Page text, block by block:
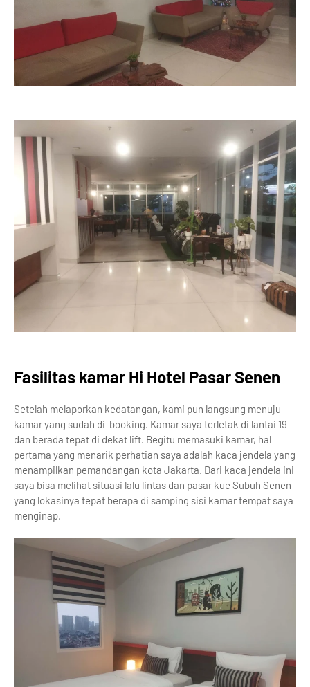
Fasilitas kamar Hi Hotel Pasar Senen
Setelah melaporkan kedatangan, kami pun langsung menuju
kamar yang sudah di-booking. Kamar saya terletak di lantai 19
dan berada tepat di dekat lift. Begitu memasuki kamar, hal
pertama yang menarik perhatian saya adalah kaca jendela yang
menampilkan pemandangan kota Jakarta. Dari kaca jendela ini
saya bisa melihat situasi lalu lintas dan pasar kue Subuh Senen
yang lokasinya tepat berapa di samping sisi kamar tempat saya
menginap.